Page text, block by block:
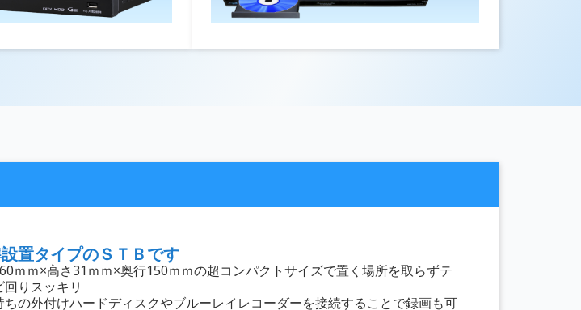
置タイプのＳＴＢです
ｍｍ×高さ31ｍｍ×奥行150ｍｍの超コンパクトサイズで置く場所を取らずテ
回りスッキリ
ちの外付けハードディスクやブルーレイレコーダーを接続することで録画も可